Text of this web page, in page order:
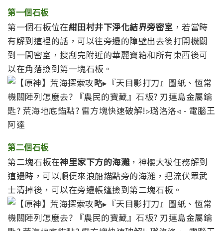
第一個石板
第一個石板位在紺田村井下淨化結界旁密室 ，若當時
有解到這裡的話，可以往旁邊的障壁出去後打開機關
到一間密室，搜刮完附近的華麗寶箱和所有東西後可
以在角落撿到第一塊石板。
第二個石板
第二塊石板在神里家下方的海灘，神櫻大祓任務解到
這邊時，可以順便來浪船錨點旁的海灘，把流伏眾武
士清掉後，可以在旁邊帳篷撿到第二塊石板。